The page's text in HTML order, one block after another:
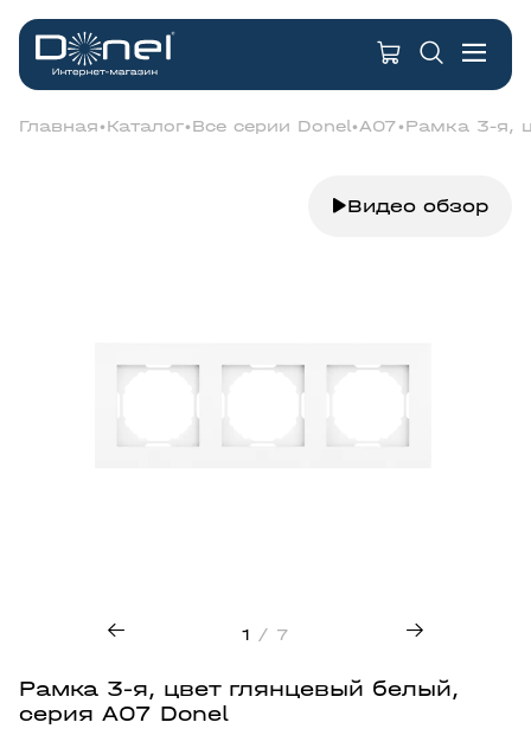
Главная Каталог Все серии Donel A07 Рамка 3-я,
Видео обзор
1 / 7
Рамка 3-я, цвет глянцевый белый,
серия A07 Donel